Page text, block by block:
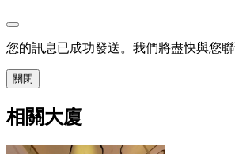
您的訊息已成功發送。我們將盡快與您聯
關閉
相關大廈